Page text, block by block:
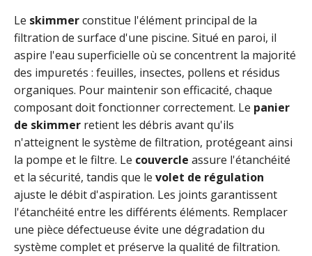
Le skimmerconstitue l'élément principal de la
filtration de surface d'une piscine. Situé en paroi, il
aspire l'eau superficielle où se concentrent la majorité
des impuretés : feuilles, insectes, pollens et résidus
organiques. Pour maintenir son efficacité, chaque
composant doit fonctionner correctement. Le panier
de skimmer retient les débris avant qu'ils
n'atteignent le système de filtration, protégeant ainsi
la pompe et le filtre. Le couvercle assure l'étanchéité
et la sécurité, tandis que le volet de régulation
ajuste le débit d'aspiration. Les joints garantissent
l'étanchéité entre les différents éléments. Remplacer
une pièce défectueuse évite une dégradation du
système complet et préserve la qualité de filtration.